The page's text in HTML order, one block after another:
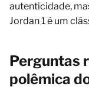
autenticidade,
Jordan 1 é um
Perguntas
polêmica